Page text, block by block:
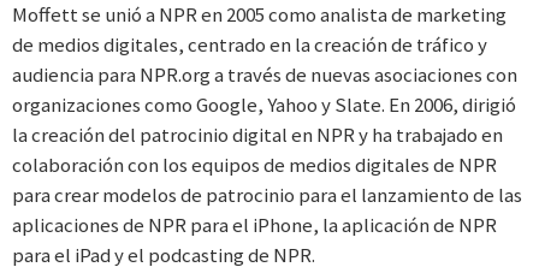
Moffett se unió a NPR en 2005 como analista de marketing
de medios digitales, centrado en la creación de tráfico y
audiencia para NPR.org a través de nuevas asociaciones con
organizaciones como Google, Yahoo y Slate. En 2006, dirigió
la creación del patrocinio digital en NPR y ha trabajado en
colaboración con los equipos de medios digitales de NPR
para crear modelos de patrocinio para el lanzamiento de las
aplicaciones de NPR para el iPhone, la aplicación de NPR
para el iPad y el podcasting de NPR.